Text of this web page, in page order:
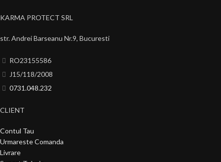
KARMA PROTECT SRL
str. Andrei Barseanu Nr.9, Bucuresti
RO23155586
J15/118/2008
0731.048.232
CLIENT
Contul Tau
Urmareste Comanda
Livrare